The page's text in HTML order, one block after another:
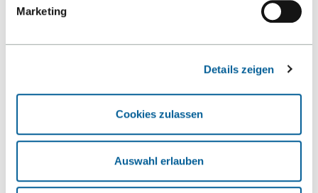
Marketing
Details zeigen
Cookies zulassen
Auswahl erlauben